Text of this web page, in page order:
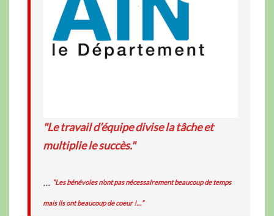
"Le travail d’équipe divise la tâche et
multiplie le succès."
... “Les bénévoles n’ont pas nécessairement beaucoup de temps
mais ils ont beaucoup de coeur !…”